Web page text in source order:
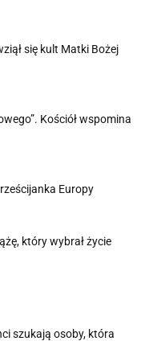
się kult Matki Bożej
Kościół wspomina
Europy
który wybrał życie
szukają osoby, która